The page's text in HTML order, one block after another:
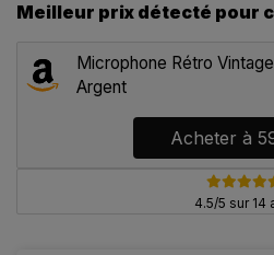
Meilleur prix détecté pour
Microphone Rétro
Argent
Acheter à
4.5/5 sur 14